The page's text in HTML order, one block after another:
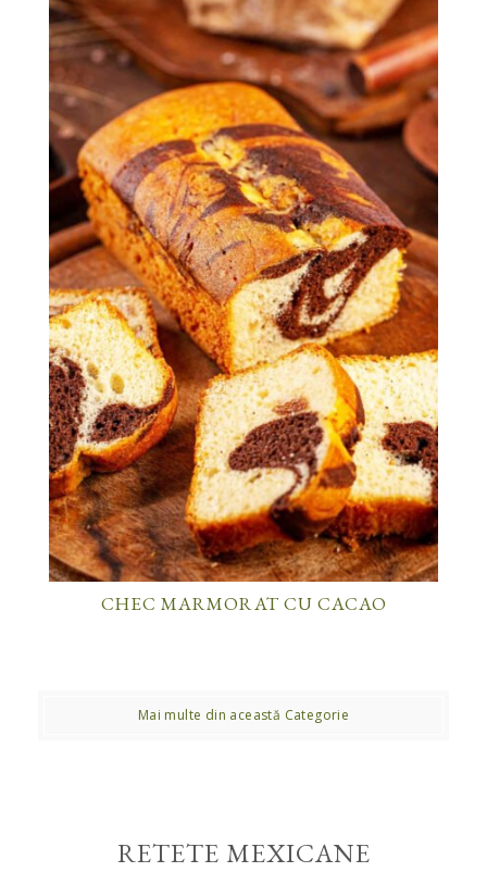
CHEC MARMORAT CU CACAO
Mai multe din această Categorie
RETETE MEXICANE